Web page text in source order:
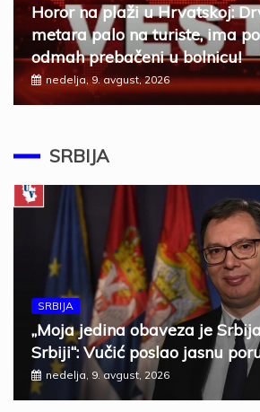
Horor na plaži u Hrvatskoj:
metara palo na turiste, ima
odmah prebačeni u bolnicu!
nedelja, 9. avgust, 2026
SRBIJA
SRBIJA
„Moja jedina obaveza je
Srbiji“: Vučić poslao jasnu
nedelja, 9. avgust, 2026